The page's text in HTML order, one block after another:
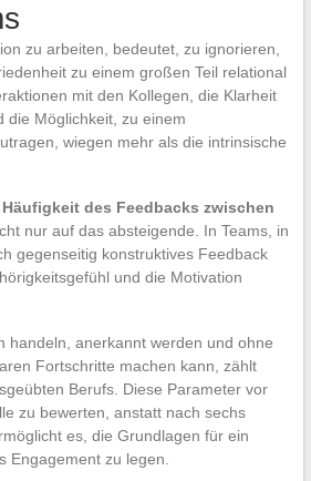
zu arbeiten, bedeutet, zu ignorieren,
zu einem großen Teil relational
mit den Kollegen, die Klarheit
die Möglichkeit, zu einem
wiegen mehr als die intrinsische
des Feedbacks zwischen
nur auf das absteigende. In Teams, in
gegenseitig konstruktives Feedback
und die Motivation
handeln, anerkannt werden und ohne
Fortschritte machen kann, zählt
Berufs. Diese Parameter vor
zu bewerten, anstatt nach sechs
es, die Grundlagen für ein
Engagement zu legen.